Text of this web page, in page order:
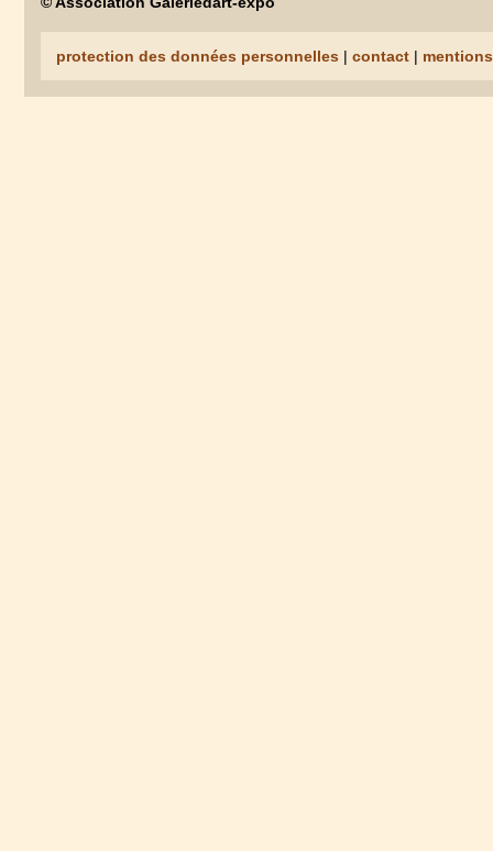
protection des données personnelles |contact |